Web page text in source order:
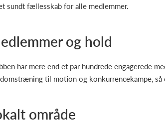
sundt fællesskab for alle medlemmer.
og hold
har mere end et par hundrede engagerede
til motion og konkurrencekampe,
område